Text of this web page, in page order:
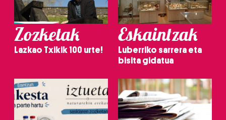
Zozketak
Lazkao Txikik 100 urte!
Eskaintzak
Luberriko sarrera eta
bisita gidatua